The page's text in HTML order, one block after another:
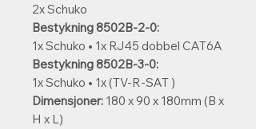
2x Schuko
Bestykning 8502B-2-0:
1x Schuko • 1x RJ45 dobbel CAT6A
Bestykning 8502B-3-0:
1x Schuko • 1x (TV-R-SAT )
Dimensjoner: 180 x 90 x 180mm (B x
H x L)